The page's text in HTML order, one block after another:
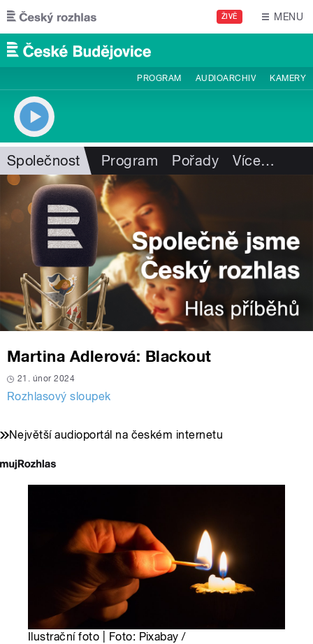
Přejít k hlavnímu obsahu
ŽIVĚ MENU
PROGRAM AUDIOARCHIV KAMERY
Společnost Program Pořady Více…
Martina Adlerová: Blackout
21. únor 2024
Rozhlasový sloupek
Největší audioportál na českém internetu
Ilustrační foto | Foto: Pixabay /